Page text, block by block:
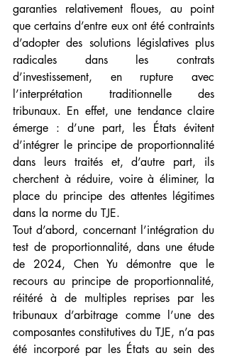
garanties relativement floues, au point
que certains d’entre eux ont été contraints
d’adopter des solutions législatives plus
radicales dans les contrats
d’investissement, en rupture avec
l’interprétation traditionnelle des
tribunaux. En effet, une tendance claire
émerge : d’une part, les États évitent
d’intégrer le principe de proportionnalité
dans leurs traités et, d’autre part, ils
cherchent à réduire, voire à éliminer, la
place du principe des attentes légitimes
dans la norme du TJE.
Tout d’abord, concernant l’intégration du
test de proportionnalité, dans une étude
de 2024, Chen Yu démontre que le
recours au principe de proportionnalité,
réitéré à de multiples reprises par les
tribunaux d’arbitrage comme l’une des
composantes constitutives du TJE, n’a pas
été incorporé par les États au sein des